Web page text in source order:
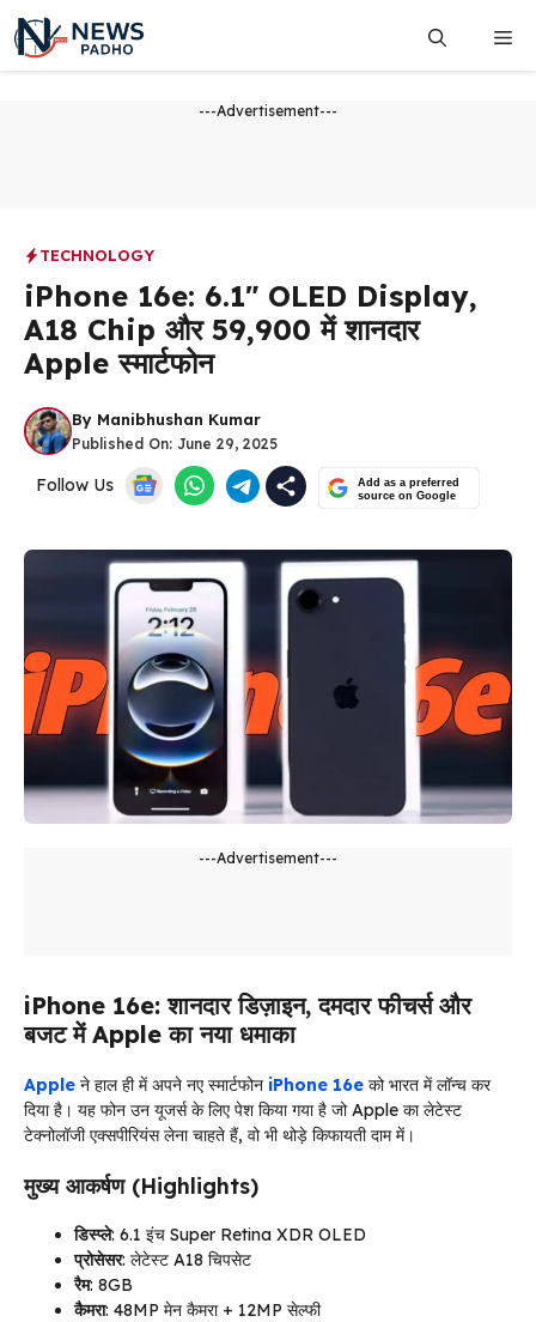
Skip
to
content
---Advertisement---
TECHNOLOGY
iPhone 16e: 6.1″ OLED Display,
A18 Chip और ₹59,900 में शानदार
Apple स्मार्टफोन
By Manibhushan Kumar
Published On: June 29, 2025
Follow Us
Add as a preferred
source on Google
---Advertisement---
iPhone 16e: शानदार डिज़ाइन, दमदार फीचर्स और
बजट में Apple का नया धमाका
Apple ने हाल ही में अपने नए स्मार्टफोन iPhone 16e को भारत में लॉन्च कर
दिया है। यह फोन उन यूजर्स के लिए पेश किया गया है जो Apple का लेटेस्ट
टेक्नोलॉजी एक्सपीरियंस लेना चाहते हैं, वो भी थोड़े किफायती दाम में।
मुख्य आकर्षण (Highlights)
डिस्प्ले: 6.1 इंच Super Retina XDR OLED
प्रोसेसर: लेटेस्ट A18 चिपसेट
रैम: 8GB
कैमरा: 48MP मेन कैमरा + 12MP सेल्फी